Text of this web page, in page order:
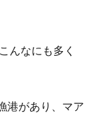
んなにも多く
港があり、マア